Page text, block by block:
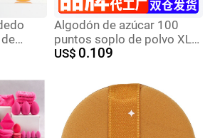
de
Algodón de azúcar 100
puntos soplo de polvo XL
húmedo y seco esponja
sensación de aire cojín de
aire Ermu gran soplo de
polvo
US$ 0.109